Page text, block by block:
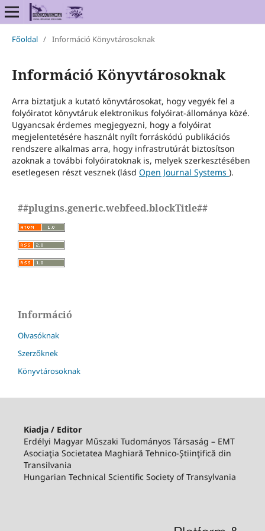
Főoldal / Információ Könyvtárosoknak
Információ Könyvtárosoknak
Arra biztatjuk a kutató könyvtárosokat, hogy vegyék fel a
folyóiratot könyvtáruk elektronikus folyóirat-állománya közé.
Ugyancsak érdemes megjegyezni, hogy a folyóirat
megjelentetésére használt nyílt forráskódú publikációs
rendszere alkalmas arra, hogy infrastrutúrát biztosítson
azoknak a további folyóiratoknak is, melyek szerkesztésében
esetlegesen részt vesznek (lásd Open Journal Systems ).
##plugins.generic.webfeed.blockTitle##
Információ
Olvasóknak
Szerzőknek
Könyvtárosoknak
Kiadja / Editor
Erdélyi Magyar Műszaki Tudományos Társaság – EMT
Asociaţia Societatea Maghiară Tehnico-Ştiinţifică din
Transilvania
Hungarian Technical Scientific Society of Transylvania